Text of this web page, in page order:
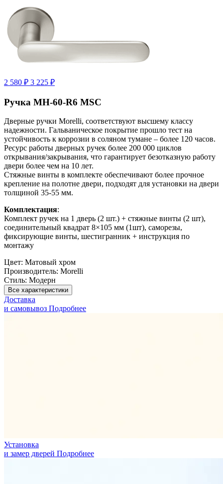
2 580 ₽ 3 225 ₽
Ручка MH-60-R6 MSC
Дверные ручки Morelli, соответствуют высшему классу
надежности. Гальваническое покрытие прошло тест на
устойчивость к коррозии в соляном тумане – более 120 часов.
Ресурс работы дверных ручек более 200 000 циклов
открывания/закрывания, что гарантирует безотказную работу
двери более чем на 10 лет.
Стяжные винты в комплекте обеспечивают более прочное
крепление на полотне двери, подходят для установки на двери
толщиной 35-55 мм.
Комплектация:
Комплект ручек на 1 дверь (2 шт.) + стяжные винты (2 шт),
соединительный квадрат 8×105 мм (1шт), саморезы,
фиксирующие винты, шестигранник + инструкция по
монтажу
Цвет: Матовый хром
Производитель: Morelli
Стиль: Модерн
Все характеристики
Доставка
и самовывоз Подробнее
Установка
и замер дверей Подробнее